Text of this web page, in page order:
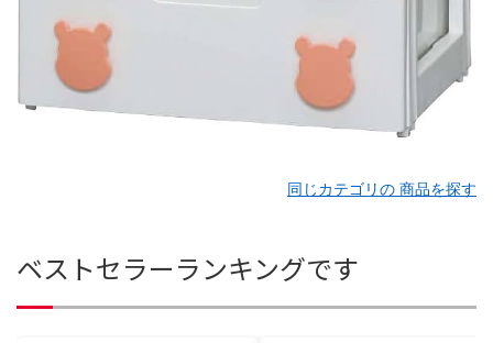
同じカテゴリの 商品を探す
ベストセラーランキングです